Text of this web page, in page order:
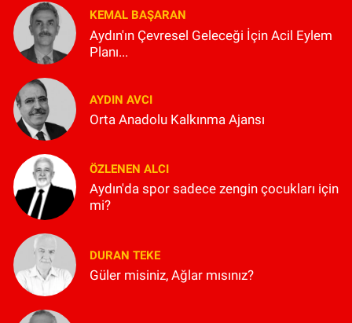
KEMAL BAŞARAN
Aydın'ın Çevresel Geleceği İçin Acil Eylem
Planı...
AYDIN AVCI
Orta Anadolu Kalkınma Ajansı
ÖZLENEN ALCI
Aydın'da spor sadece zengin çocukları için
mi?
DURAN TEKE
Güler misiniz, Ağlar mısınız?